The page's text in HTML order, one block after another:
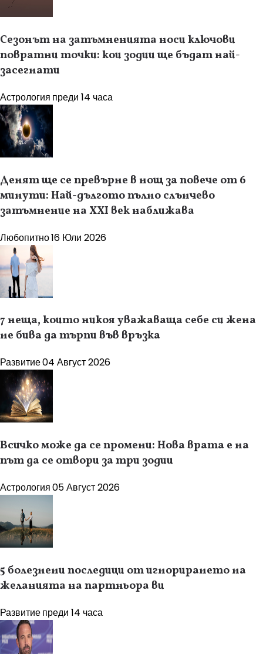
Сезонът на затъмненията носи ключови
повратни точки: кои зодии ще бъдат най-
засегнати
Астрология преди 14 часа
Денят ще се превърне в нощ за повече от 6
минути: Най-дългото пълно слънчево
затъмнение на XXI век наближава
Любопитно16 Юли 2026
7 неща, които никоя уважаваща себе си жена
не бива да търпи във връзка
Развитие04 Август 2026
Всичко може да се промени: Нова врата е на
път да се отвори за три зодии
Астрология05 Август 2026
5 болезнени последици от игнорирането на
желанията на партньора ви
Развитиепреди 14 часа